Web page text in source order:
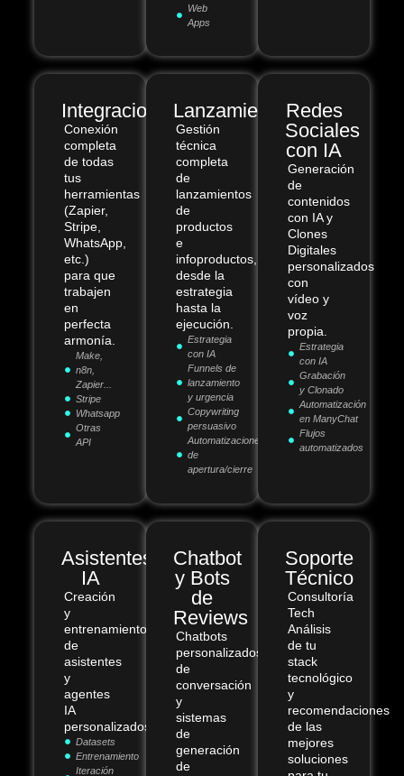
Web
Apps
Integraciones
Conexión
completa
de todas
tus
herramientas
(Zapier,
Stripe,
WhatsApp,
etc.)
para que
trabajen
en
perfecta
armonía.
Make,
n8n,
Zapier...
Stripe
Whatsapp
Otras
API
Lanzamientos
Gestión
técnica
completa
de
lanzamientos
de
productos
e
infoproductos,
desde la
estrategia
hasta la
ejecución.
Estrategia
con IA
Funnels de
lanzamiento
y urgencia
Copywriting
persuasivo
Automatizaciones
de
apertura/cierre
Redes
Sociales
con IA
Generación
de
contenidos
con IA y
Clones
Digitales
personalizados
con
vídeo y
voz
propia.
Estrategia
con IA
Grabación
y Clonado
Automatización
en ManyChat
Flujos
automatizados
Asistentes
IA
Creación
y
entrenamiento
de
asistentes
y
agentes
IA
personalizados.
Datasets
Entrenamiento
Iteración
Chatbot
y Bots
de
Reviews
Chatbots
personalizados
de
conversación
y
sistemas
de
generación
de
Soporte
Técnico
Consultoría
Tech
Análisis
de tu
stack
tecnológico
y
recomendaciones
de las
mejores
soluciones